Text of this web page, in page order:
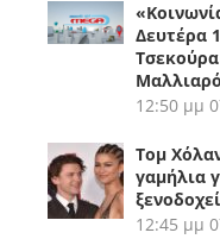
Δευτέρα
12:50 μμ
Τομ
γαμήλια
12:45 μμ